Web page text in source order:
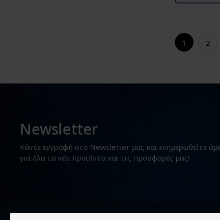
1 2
Newsletter
Κάντε εγγραφή στο Newsletter μας και ενημερωθείτε
για όλα τα νέα προϊόντα και τις προσφορές μας!